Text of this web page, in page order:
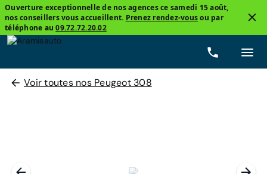
Ouverture exceptionnelle de nos agences ce samedi 15 août,
nos conseillers vous accueillent. Prenez rendez-vousou par
téléphone au09.72.72.20.02
Voir toutes nos Peugeot 308